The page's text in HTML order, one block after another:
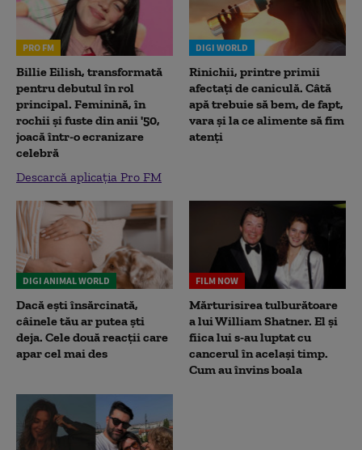
PRO FM
Billie Eilish, transformată
pentru debutul în rol
principal. Feminină, în
rochii și fuste din anii '50,
joacă într-o ecranizare
celebră
Descarcă aplicația Pro FM
DIGI WORLD
Rinichii, printre primii
afectați de caniculă. Câtă
apă trebuie să bem, de fapt,
vara și la ce alimente să fim
atenți
DIGI ANIMAL WORLD
Dacă ești însărcinată,
câinele tău ar putea ști
deja. Cele două reacții care
apar cel mai des
FILM NOW
Mărturisirea tulburătoare
a lui William Shatner. El și
fiica lui s-au luptat cu
cancerul în același timp.
Cum au învins boala